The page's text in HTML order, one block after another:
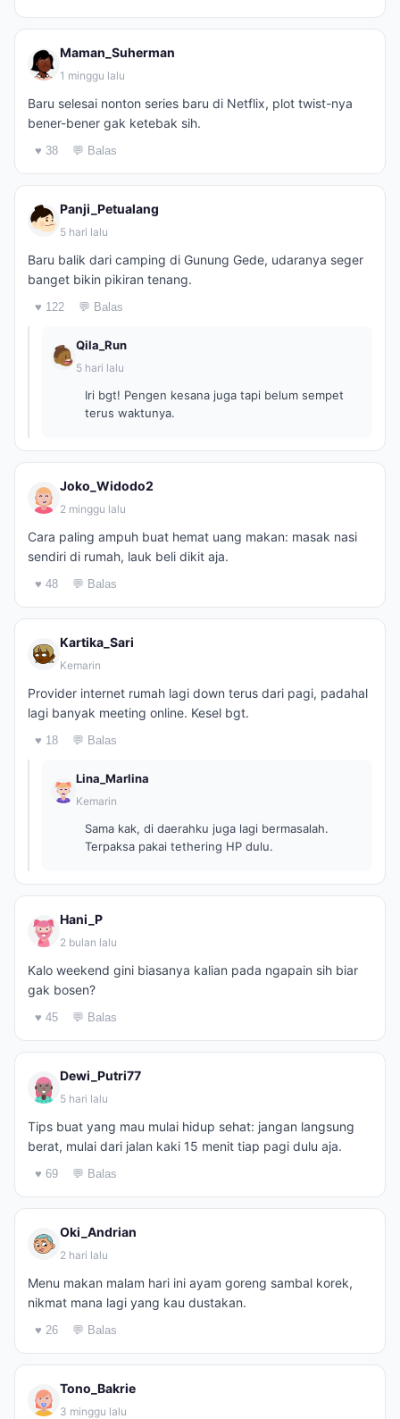
Maman_Suherman
1 minggu lalu
Baru selesai nonton series baru di Netflix, plot twist-nya
bener-bener gak ketebak sih.
♥ 38 💬 Balas
Panji_Petualang
5 hari lalu
Baru balik dari camping di Gunung Gede, udaranya seger
banget bikin pikiran tenang.
♥ 122 💬 Balas
Qila_Run
5 hari lalu
Iri bgt! Pengen kesana juga tapi belum sempet
terus waktunya.
Joko_Widodo2
2 minggu lalu
Cara paling ampuh buat hemat uang makan: masak nasi
sendiri di rumah, lauk beli dikit aja.
♥ 48 💬 Balas
Kartika_Sari
Kemarin
Provider internet rumah lagi down terus dari pagi, padahal
lagi banyak meeting online. Kesel bgt.
♥ 18 💬 Balas
Lina_Marlina
Kemarin
Sama kak, di daerahku juga lagi bermasalah.
Terpaksa pakai tethering HP dulu.
Hani_P
2 bulan lalu
Kalo weekend gini biasanya kalian pada ngapain sih biar
gak bosen?
♥ 45 💬 Balas
Dewi_Putri77
5 hari lalu
Tips buat yang mau mulai hidup sehat: jangan langsung
berat, mulai dari jalan kaki 15 menit tiap pagi dulu aja.
♥ 69 💬 Balas
Oki_Andrian
2 hari lalu
Menu makan malam hari ini ayam goreng sambal korek,
nikmat mana lagi yang kau dustakan.
♥ 26 💬 Balas
Tono_Bakrie
3 minggu lalu